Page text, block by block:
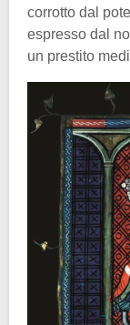
corrotto dal
espresso dal
un prestito